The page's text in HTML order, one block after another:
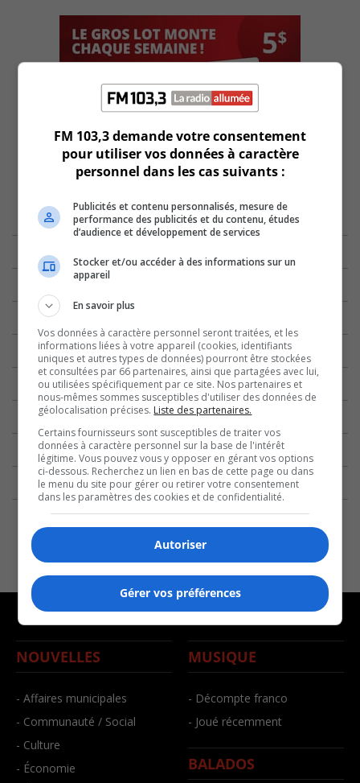
NOUVELLES
- Affaires municipales
- Communauté / Social
- Culture
- Économie
MUSIQUE
- Décompte franco
- Joué récemment
BALADOS
FM 103,3 demande votre consentement
pour utiliser vos données à caractère
personnel dans les cas suivants :
Publicités et contenu personnalisés, mesure de
performance des publicités et du contenu, études
d’audience et développement de services
Stocker et/ou accéder à des informations sur un
appareil
En savoir plus
Vos données à caractère personnel seront traitées, et les
informations liées à votre appareil (cookies, identifiants
uniques et autres types de données) pourront être stockées
et consultées par 66 partenaires, ainsi que partagées avec lui,
ou utilisées spécifiquement par ce site. Nos partenaires et
nous-mêmes sommes susceptibles d'utiliser des données de
géolocalisation précises. Liste des partenaires.
Certains fournisseurs sont susceptibles de traiter vos
données à caractère personnel sur la base de l'intérêt
légitime. Vous pouvez vous y opposer en gérant vos options
ci-dessous. Recherchez un lien en bas de cette page ou dans
le menu du site pour gérer ou retirer votre consentement
dans les paramètres des cookies et de confidentialité.
Autoriser
Gérer vos préférences